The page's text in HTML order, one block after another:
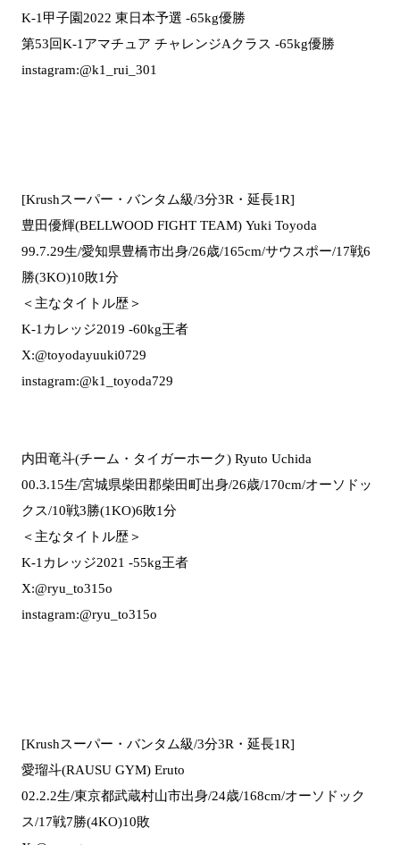
K-1甲子園2022 東日本予選 -65kg優勝
第53回K-1アマチュア チャレンジAクラス -65kg優勝
instagram:@k1_rui_301
[Krushスーパー・バンタム級/3分3R・延長1R]
豊田優輝(BELLWOOD FIGHT TEAM) Yuki Toyoda
99.7.29生/愛知県豊橋市出身/26歳/165cm/サウスポー/17戦6
勝(3KO)10敗1分
＜主なタイトル歴＞
K-1カレッジ2019 -60kg王者
X:@toyodayuuki0729
instagram:@k1_toyoda729
内田竜斗(チーム・タイガーホーク) Ryuto Uchida
00.3.15生/宮城県柴田郡柴田町出身/26歳/170cm/オーソドッ
クス/10戦3勝(1KO)6敗1分
＜主なタイトル歴＞
K-1カレッジ2021 -55kg王者
X:@ryu_to315o
instagram:@ryu_to315o
[Krushスーパー・バンタム級/3分3R・延長1R]
愛瑠斗(RAUSU GYM) Eruto
02.2.2生/東京都武蔵村山市出身/24歳/168cm/オーソドック
ス/17戦7勝(4KO)10敗